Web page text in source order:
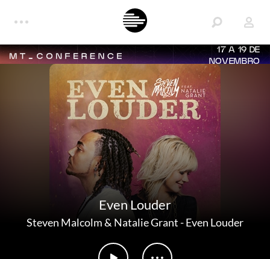
17 A 19 DE
NOVEMBRO
Even Louder
Steven Malcolm & Natalie Grant-Even Louder